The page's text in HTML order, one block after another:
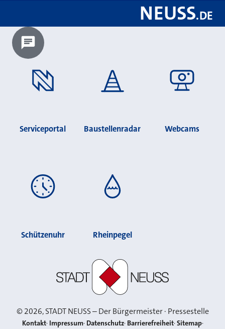
NEUSS.DE
Chatbot laden?
Serviceportal Baustellenradar Webcams
Schützenuhr Rheinpegel
©2026, STADT NEUSS – Der Bürgermeister · Pressestelle
Kontakt Impressum Datenschutz Barrierefreiheit Sitemap